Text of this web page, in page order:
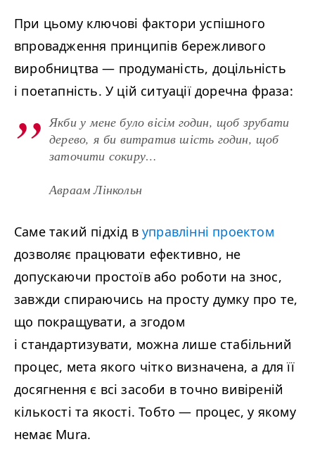
При цьому ключові фактори успішного
впровадження принципів бережливого
виробництва— продуманість, доцільність
і поетапність. У цій ситуації доречна фраза:
Якби у мене було вісім годин, щоб зрубати
дерево, я би витратив шість годин, щоб
заточити сокиру…
Авраам Лінкольн
Саме такий підхід в управлінні проектом
дозволяє працювати ефективно, не
допускаючи простоїв або роботи на знос,
завжди спираючись на просту думку про те,
що покращувати, а згодом
і стандартизувати, можна лише стабільний
процес, мета якого чітко визначена, а для її
досягнення є всі засоби в точно вивіреній
кількості та якості. Тобто— процес, у якому
немає Mura.